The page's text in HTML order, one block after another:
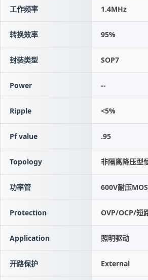
工作频率 1.4MHz
转换效率 95%
封装类型 SOP7
Power --
Ripple <5%
Pf value .95
Topology 非隔离降压型
功率管 600V耐压
Protection OVP/OCP/短
Application 照明驱动
开路保护 External